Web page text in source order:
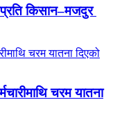
किसान–मजदुर
चरम यातना